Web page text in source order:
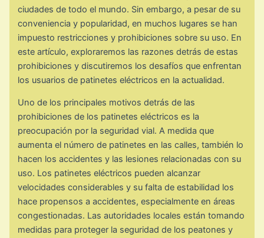
ciudades de todo el mundo. Sin embargo, a pesar de su
conveniencia y popularidad, en muchos lugares se han
impuesto restricciones y prohibiciones sobre su uso. En
este artículo, exploraremos las razones detrás de estas
prohibiciones y discutiremos los desafíos que enfrentan
los usuarios de patinetes eléctricos en la actualidad.
Uno de los principales motivos detrás de las
prohibiciones de los patinetes eléctricos es la
preocupación por la seguridad vial. A medida que
aumenta el número de patinetes en las calles, también lo
hacen los accidentes y las lesiones relacionadas con su
uso. Los patinetes eléctricos pueden alcanzar
velocidades considerables y su falta de estabilidad los
hace propensos a accidentes, especialmente en áreas
congestionadas. Las autoridades locales están tomando
medidas para proteger la seguridad de los peatones y